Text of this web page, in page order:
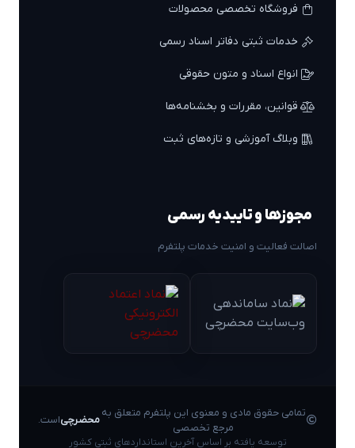
فروشگاه تخصصی محصولات
خدمات ثبتی دفاتر اسناد رسمی
انواع اسناد و متون حقوقی
قوانین، مقررات و بخشنامه‌ها
وبلاگ آموزشی و تازه‌های ثبت
مجوزها و تاییدیه رسمی
اصالت فعالیت و امنیت خدمات پلتفرم
تمامی حقوق مادی و معنوی این پلتفرم متعلق به
مرجع تخصصی
محضرچیاست.
توسعه یافته بر اساس آخرین استانداردهای ثبتی کشور